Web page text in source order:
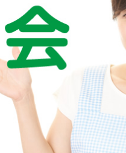
い合わせフォーム